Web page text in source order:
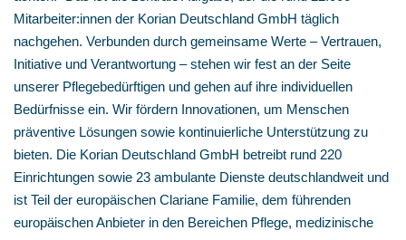
Mitarbeiter:innen der Korian Deutschland GmbH täglich
nachgehen. Verbunden durch gemeinsame Werte – Vertrauen,
Initiative und Verantwortung – stehen wir fest an der Seite
unserer Pflegebedürftigen und gehen auf ihre individuellen
Bedürfnisse ein. Wir fördern Innovationen, um Menschen
präventive Lösungen sowie kontinuierliche Unterstützung zu
bieten. Die Korian Deutschland GmbH betreibt rund 220
Einrichtungen sowie 23 ambulante Dienste deutschlandweit und
ist Teil der europäischen Clariane Familie, dem führenden
europäischen Anbieter in den Bereichen Pflege, medizinische